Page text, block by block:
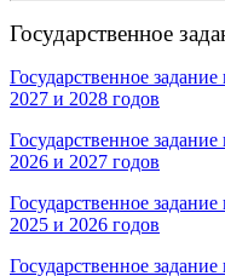
Государственное
Государственное
2027 и 2028 годов
Государственное
2026 и 2027 годов
Государственное
2025 и 2026 годов
Государственное